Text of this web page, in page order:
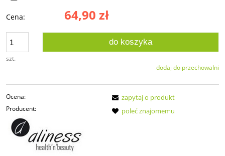
Cena: 64,90 zł
szt.
do koszyka
dodaj do przechowalni
Ocena:
Producent:
zapytaj o produkt
poleć znajomemu